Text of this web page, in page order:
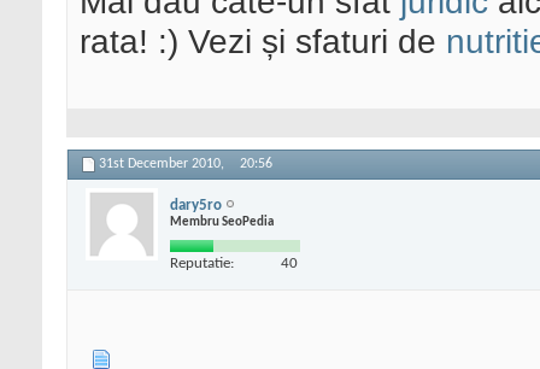
rata! :) Vezi și sfaturi de
31st December 2010, 20:56
dary5ro
Membru SeoPedia
Reputatie: 40